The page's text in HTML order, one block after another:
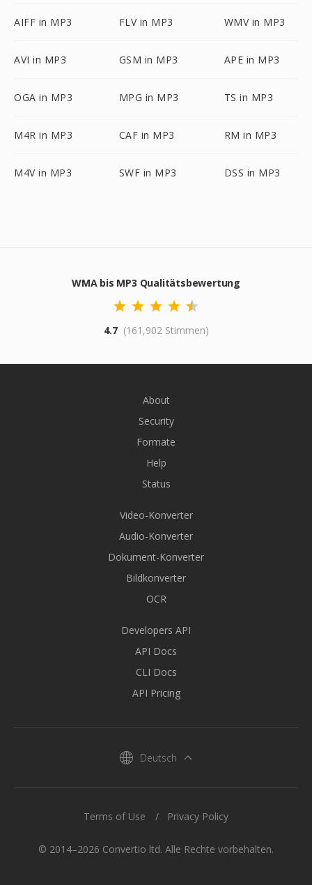
AIFF in MP3 FLV in MP3 WMV in MP3
AVI in MP3 GSM in MP3 APE in MP3
OGA in MP3 MPG in MP3 TS in MP3
M4R in MP3 CAF in MP3 RM in MP3
M4V in MP3 SWF in MP3 DSS in MP3
WMA bis MP3 Qualitätsbewertung
4.7 (161,902 Stimmen)
About
Security
Formate
Help
Status
Video-Konverter
Audio-Konverter
Dokument-Konverter
Bildkonverter
OCR
Developers API
API Docs
CLI Docs
API Pricing
Deutsch
© 2014–2026 Convertio ltd. Alle Rechte vorbehalten.
Terms of Use Privacy Policy